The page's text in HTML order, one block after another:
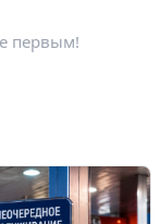
первым!